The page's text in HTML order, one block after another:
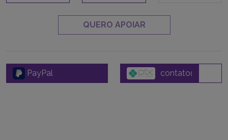
QUERO APOIAR
PayPal